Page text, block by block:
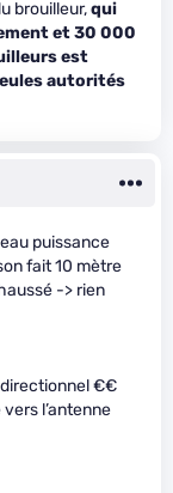
brouilleur,qui
et 30 000
est
autorités
puissance
fait 10 mètre
-> rien
directionnel €€
l’antenne